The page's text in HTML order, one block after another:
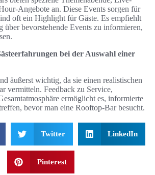
Angebote an. Diese Events sorgen für
oft ein Highlight für Gäste. Es empfiehlt
über bevorstehende Events zu informieren,
bei der Auswahl einer
äußerst wichtig, da sie einen realistischen
vermitteln. Feedback zu Service,
ermöglicht es, informierte
bevor man eine Rooftop-Bar besucht.
Twitter LinkedIn
Pinterest